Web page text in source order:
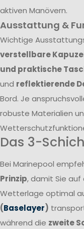
aktiven Manövern.
Ausstattung &
Wichtige
verstellbare
und praktische
und reflektierende
Bord. Je
robuste Materialien
Das 3-
Bei Marinepool
Prinzip, damit Sie auf
Wetterlage optimal
(Baselayer)
während die zweite